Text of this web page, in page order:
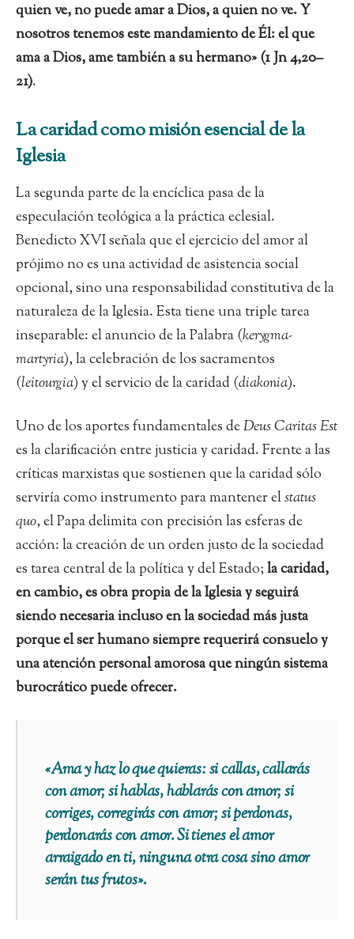
quien ve, no puede amar a Dios, a quien no ve. Y
nosotros tenemos este mandamiento de Él: el que
ama a Dios, ame también a su hermano» (1 Jn 4,20–
21).
La caridad como misión esencial de la
Iglesia
La segunda parte de la encíclica pasa de la
especulación teológica a la práctica eclesial.
Benedicto XVI señala que el ejercicio del amor al
prójimo no es una actividad de asistencia social
opcional, sino una responsabilidad constitutiva de la
naturaleza de la Iglesia. Esta tiene una triple tarea
inseparable: el anuncio de la Palabra (kerygma-
martyria), la celebración de los sacramentos
(leitourgia) y el servicio de la caridad (diakonia).
Uno de los aportes fundamentales deDeus Caritas Est
es la clarificación entre justicia y caridad. Frente a las
críticas marxistas que sostienen que la caridad sólo
serviría como instrumento para mantener elstatus
quo, el Papa delimita con precisión las esferas de
acción: la creación de un orden justo de la sociedad
es tarea central de la política y del Estado;la caridad,
en cambio, es obra propia de la Iglesia y seguirá
siendo necesaria incluso en la sociedad más justa
porque el ser humano siempre requerirá consuelo y
una atención personal amorosa que ningún sistema
burocrático puede ofrecer.
«Ama y haz lo que quieras: si callas, callarás
con amor; si hablas, hablarás con amor; si
corriges, corregirás con amor; si perdonas,
perdonarás con amor. Si tienes el amor
arraigado en ti, ninguna otra cosa sino amor
serán tus frutos».